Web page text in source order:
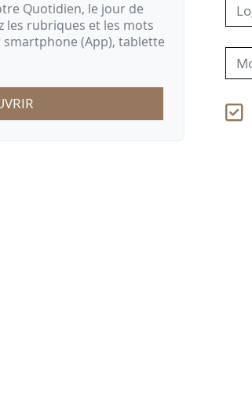
Quotidien, le jour de
les rubriques et les mots
smartphone (App), tablette